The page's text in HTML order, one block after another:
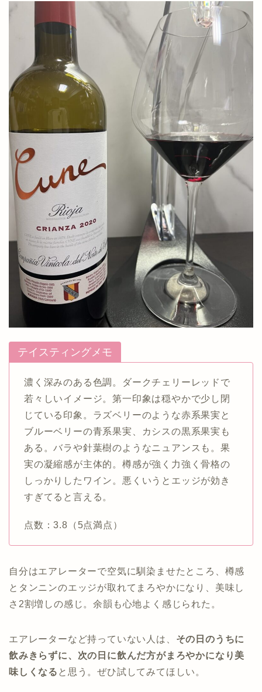
テイスティングメモ
濃く深みのある色調。ダークチェリーレッドで
若々しいイメージ。第一印象は穏やかで少し閉
じている印象。ラズベリーのような赤系果実と
ブルーベリーの青系果実、カシスの黒系果実も
ある。バラや針葉樹のようなニュアンスも。果
実の凝縮感が主体的。樽感が強く力強く骨格の
しっかりしたワイン。悪くいうとエッジが効き
すぎてると言える。
点数：3.8（5点満点）
自分はエアレーターで空気に馴染ませたところ、樽感
とタンニンのエッジが取れてまろやかになり、美味し
さ2割増しの感じ。余韻も心地よく感じられた。
エアレーターなど持っていない人は、 その日のうちに
飲みきらずに、次の日に飲んだ方がまろやかになり美
味しくなる と思う。ぜひ試してみてほしい。